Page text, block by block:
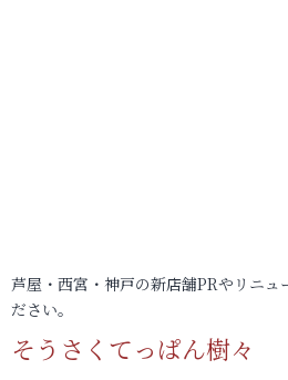
芦屋・西宮・神戸の新店舗PRやリニ
ださい。
そうさくてっぱん樹々